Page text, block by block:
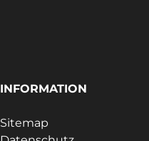
INFORMATION
Sitemap